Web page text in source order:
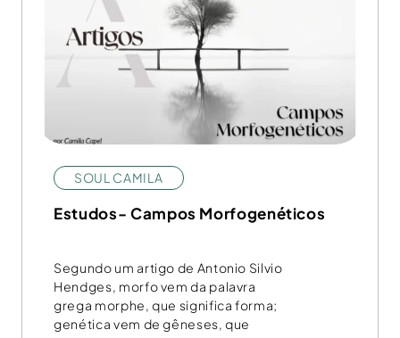
SOUL CAMILA
Estudos- Campos Morfogenéticos
Segundo um artigo de Antonio Silvio
Hendges, morfo vem da palavra
grega morphe, que significa forma;
genética vem de gêneses, que